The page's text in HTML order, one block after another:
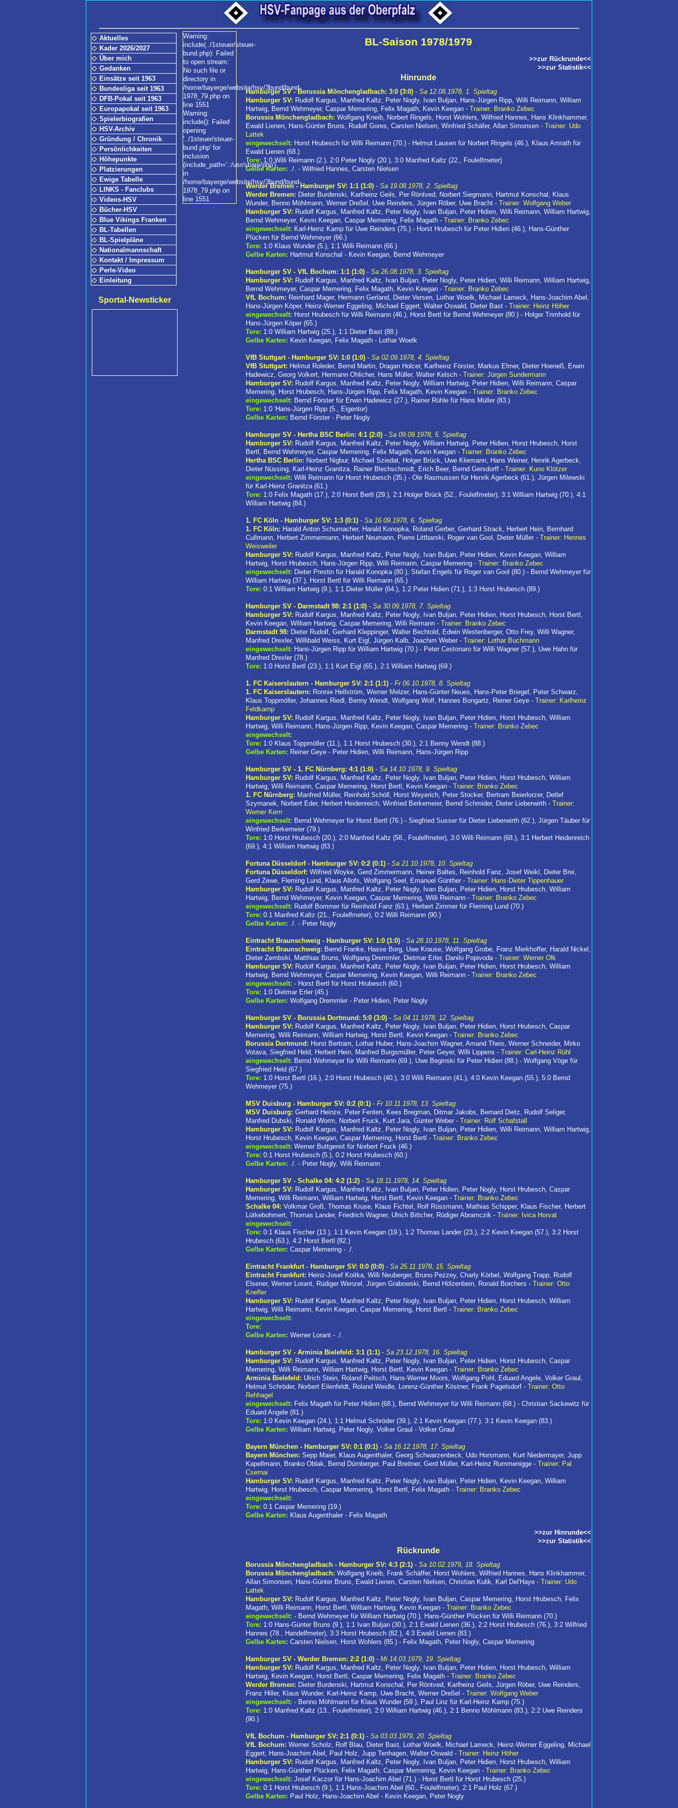
Aktuelles
Kader 2026/2027
Über mich
Gedanken
Einsätze seit 1963
Bundesliga seit 1963
DFB-Pokal seit 1963
Europapokal seit 1963
Spielerbiografien
HSV-Archiv
Gründung / Chronik
Persönlichkeiten
Höhepunkte
Platzierungen
Ewige Tabelle
LINKS - Fanclubs
Videos-HSV
Bücher-HSV
Blue Vikings Franken
BL-Tabellen
BL-Spielpläne
Nationalmannschaft
Kontakt / Impressum
Perle-Video
Einleitung
Sportal-Newsticker
BL-Saison 1978/1979
>>zur Rückrunde<<
>>zur Statistik<<
Hinrunde
Hamburger SV - Borussia Mönchengladbach: 3:0 (3:0) - Sa 12.08.1978, 1. Spieltag
Hamburger SV: Rudolf Kargus, Manfred Kaltz, Peter Nogly, Ivan Buljan, Hans-Jürgen Ripp, Willi Reimann, William
Hartwig, Bernd Wehmeyer, Caspar Memering, Felix Magath, Kevin Keegan - Trainer: Branko Zebec
Borussia Mönchengladbach: Wolfgang Kneib, Norbert Ringels, Horst Wohlers, Wilfried Hannes, Hans Klinkhammer,
Ewald Lienen, Hans-Günter Bruns, Rudolf Gores, Carsten Nielsen, Winfried Schäfer, Allan Simonsen - Trainer: Udo
Lattek
eingewechselt: Horst Hrubesch für Willi Reimann (70.) - Helmut Lausen für Norbert Ringels (46.), Klaus Amrath für
Ewald Lienen (68.)
Tore: 1:0 Willi Reimann (2.), 2:0 Peter Nogly (20.), 3:0 Manfred Kaltz (22., Foulelfmeter)
Gelbe Karten: ./. - Wilfried Hannes, Carsten Nielsen
Werder Bremen - Hamburger SV: 1:1 (1:0) - Sa 19.08.1978, 2. Spieltag
Werder Bremen: Dieter Burdenski, Karlheinz Geils, Per Röntved, Norbert Siegmann, Hartmut Konschal, Klaus
Wunder, Benno Möhlmann, Werner Dreßel, Uwe Reinders, Jürgen Röber, Uwe Bracht - Trainer: Wolfgang Weber
Hamburger SV: Rudolf Kargus, Manfred Kaltz, Peter Nogly, Ivan Buljan, Peter Hidien, Willi Reimann, William Hartwig,
Bernd Wehmeyer, Kevin Keegan, Caspar Memering, Felix Magath - Trainer: Branko Zebec
eingewechselt: Karl-Heinz Kamp für Uwe Reinders (75.) - Horst Hrubesch für Peter Hidien (46.), Hans-Günther
Plücken für Bernd Wehmeyer (66.)
Tore: 1:0 Klaus Wunder (5.), 1:1 Willi Reimann (66.)
Gelbe Karten: Hartmut Konschal - Kevin Keegan, Bernd Wehmeyer
Hamburger SV - VfL Bochum: 1:1 (1:0) - Sa 26.08.1978, 3. Spieltag
Hamburger SV: Rudolf Kargus, Manfred Kaltz, Ivan Buljan, Peter Nogly, Peter Hidien, Willi Reimann, William Hartwig,
Bernd Wehmeyer, Caspar Memering, Felix Magath, Kevin Keegan - Trainer: Branko Zebec
VfL Bochum: Reinhard Mager, Hermann Gerland, Dieter Versen, Lothar Woelk, Michael Lameck, Hans-Joachim Abel,
Hans-Jürgen Köper, Heinz-Werner Eggeling, Michael Eggert, Walter Oswald, Dieter Bast - Trainer: Heinz Höher
eingewechselt: Horst Hrubesch für Willi Reimann (46.), Horst Bertl für Bernd Wehmeyer (80.) - Holger Trimhold für
Hans-Jürgen Köper (65.)
Tore: 1:0 William Hartwig (25.), 1:1 Dieter Bast (88.)
Gelbe Karten: Kevin Keegan, Felix Magath - Lothar Woelk
VfB Stuttgart - Hamburger SV: 1:0 (1:0) - Sa 02.09.1978, 4. Spieltag
VfB Stuttgart: Helmut Roleder, Bernd Martin, Dragan Holcer, Karlheinz Förster, Markus Elmer, Dieter Hoeneß, Erwin
Hadewicz, Georg Volkert, Hermann Ohlicher, Hans Müller, Walter Kelsch - Trainer: Jürgen Sundermann
Hamburger SV: Rudolf Kargus, Manfred Kaltz, Peter Nogly, William Hartwig, Peter Hidien, Willi Reimann, Caspar
Memering, Horst Hrubesch, Hans-Jürgen Ripp, Felix Magath, Kevin Keegan - Trainer: Branko Zebec
eingewechselt: Bernd Förster für Erwin Hadewicz (27.), Rainer Rühle für Hans Müller (83.)
Tore: 1:0 'Hans-Jürgen Ripp (5., Eigentor)
Gelbe Karten: Bernd Förster - Peter Nogly
Hamburger SV - Hertha BSC Berlin: 4:1 (2:0) - Sa 09.09.1978, 5. Spieltag
Hamburger SV: Rudolf Kargus, Manfred Kaltz, Peter Nogly, William Hartwig, Peter Hidien, Horst Hrubesch, Horst
Bertl, Bernd Wehmeyer, Caspar Memering, Felix Magath, Kevin Keegan - Trainer: Branko Zebec
Hertha BSC Berlin: Norbert Nigbur, Michael Sziedat, Holger Brück, Uwe Kliemann, Hans Weiner, Henrik Agerbeck,
Dieter Nüssing, Karl-Heinz Granitza, Rainer Blechschmidt, Erich Beer, Bernd Gersdorff - Trainer: Kuno Klötzer
eingewechselt: Willi Reimann für Horst Hrubesch (35.) - Ole Rasmussen für Henrik Agerbeck (61.), Jürgen Milewski
für Karl-Heinz Granitza (61.)
Tore: 1:0 Felix Magath (17.), 2:0 Horst Bertl (29.), 2:1 Holger Brück (52., Foulelfmeter), 3:1 William Hartwig (70.), 4:1
William Hartwig (84.)
1. FC Köln - Hamburger SV: 1:3 (0:1) - Sa 16.09.1978, 6. Spieltag
1. FC Köln: Harald Anton Schumacher, Harald Konopka, Roland Gerber, Gerhard Strack, Herbert Hein, Bernhard
Cullmann, Herbert Zimmermann, Herbert Neumann, Pierre Littbarski, Roger van Gool, Dieter Müller - Trainer: Hennes
Weisweiler
Hamburger SV: Rudolf Kargus, Manfred Kaltz, Peter Nogly, Ivan Buljan, Peter Hidien, Kevin Keegan, William
Hartwig, Horst Hrubesch, Hans-Jürgen Ripp, Willi Reimann, Caspar Memering - Trainer: Branko Zebec
eingewechselt: Dieter Prestin für Harald Konopka (80.), Stefan Engels für Roger van Gool (80.) - Bernd Wehmeyer für
William Hartwig (37.), Horst Bertl für Willi Reimann (65.)
Tore: 0:1 William Hartwig (9.), 1:1 Dieter Müller (64.), 1:2 Peter Hidien (71.), 1:3 Horst Hrubesch (89.)
Hamburger SV - Darmstadt 98: 2:1 (1:0) - Sa 30.09.1978, 7. Spieltag
Hamburger SV: Rudolf Kargus, Manfred Kaltz, Peter Nogly, Ivan Buljan, Peter Hidien, Horst Hrubesch, Horst Bertl,
Kevin Keegan, William Hartwig, Caspar Memering, Willi Reimann - Trainer: Branko Zebec
Darmstadt 98: Dieter Rudolf, Gerhard Kleppinger, Walter Bechtold, Edwin Westenberger, Otto Frey, Willi Wagner,
Manfred Drexler, Willibald Weiss, Kurt Eigl, Jürgen Kalb, Joachim Weber - Trainer: Lothar Buchmann
eingewechselt: Hans-Jürgen Ripp für William Hartwig (70.) - Peter Cestonaro für Willi Wagner (57.), Uwe Hahn für
Manfred Drexler (78.)
Tore: 1:0 Horst Bertl (23.), 1:1 Kurt Eigl (65.), 2:1 William Hartwig (69.)
1. FC Kaiserslautern - Hamburger SV: 2:1 (1:1) - Fr 06.10.1978, 8. Spieltag
1. FC Kaiserslautern: Ronnie Hellström, Werner Melzer, Hans-Günter Neues, Hans-Peter Briegel, Peter Schwarz,
Klaus Toppmöller, Johannes Riedl, Benny Wendt, Wolfgang Wolf, Hannes Bongartz, Reiner Geye - Trainer: Karlheinz
Feldkamp
Hamburger SV: Rudolf Kargus, Manfred Kaltz, Peter Nogly, Ivan Buljan, Peter Hidien, Horst Hrubesch, William
Hartwig, Willi Reimann, Hans-Jürgen Ripp, Kevin Keegan, Caspar Memering - Trainer: Branko Zebec
eingewechselt:
Tore: 1:0 Klaus Toppmöller (11.), 1:1 Horst Hrubesch (30.), 2:1 Benny Wendt (88.)
Gelbe Karten: Reiner Geye - Peter Hidien, Willi Reimann, Hans-Jürgen Ripp
Hamburger SV - 1. FC Nürnberg: 4:1 (1:0) - Sa 14.10.1978, 9. Spieltag
Hamburger SV: Rudolf Kargus, Manfred Kaltz, Peter Nogly, Ivan Buljan, Peter Hidien, Horst Hrubesch, William
Hartwig, Willi Reimann, Caspar Memering, Horst Bertl, Kevin Keegan - Trainer: Branko Zebec
1. FC Nürnberg: Manfred Müller, Reinhold Schöll, Horst Weyerich, Peter Stocker, Bertram Beierlorzer, Detlef
Szymanek, Norbert Eder, Herbert Heidenreich, Winfried Berkemeier, Bernd Schmider, Dieter Lieberwirth - Trainer:
Werner Kern
eingewechselt: Bernd Wehmeyer für Horst Bertl (76.) - Siegfried Susser für Dieter Lieberwirth (62.), Jürgen Täuber für
Winfried Berkemeier (79.)
Tore: 1:0 Horst Hrubesch (20.), 2:0 Manfred Kaltz (58., Foulelfmeter), 3:0 Willi Reimann (68.), 3:1 Herbert Heidenreich
(69.), 4:1 William Hartwig (83.)
Fortuna Düsseldorf - Hamburger SV: 0:2 (0:1) - Sa 21.10.1978, 10. Spieltag
Fortuna Düsseldorf: Wilfried Woyke, Gerd Zimmermann, Heiner Baltes, Reinhold Fanz, Josef Weikl, Dieter Brei,
Gerd Zewe, Fleming Lund, Klaus Allofs, Wolfgang Seel, Emanuel Günther - Trainer: Hans-Dieter Tippenhauer
Hamburger SV: Rudolf Kargus, Manfred Kaltz, Peter Nogly, Ivan Buljan, Peter Hidien, Horst Hrubesch, William
Hartwig, Bernd Wehmeyer, Kevin Keegan, Caspar Memering, Willi Reimann - Trainer: Branko Zebec
eingewechselt: Rudolf Bommer für Reinhold Fanz (63.), Herbert Zimmer für Fleming Lund (70.)
Tore: 0:1 Manfred Kaltz (21., Foulelfmeter), 0:2 Willi Reimann (90.)
Gelbe Karten: ./. - Peter Nogly
Eintracht Braunschweig - Hamburger SV: 1:0 (1:0) - Sa 28.10.1978, 11. Spieltag
Eintracht Braunschweig: Bernd Franke, Hasse Borg, Uwe Krause, Wolfgang Grobe, Franz Merkhoffer, Harald Nickel,
Dieter Zembski, Matthias Bruns, Wolfgang Dremmler, Dietmar Erler, Danilo Popivoda - Trainer: Werner Olk
Hamburger SV: Rudolf Kargus, Manfred Kaltz, Peter Nogly, Ivan Buljan, Peter Hidien, Horst Hrubesch, William
Hartwig, Bernd Wehmeyer, Caspar Memering, Kevin Keegan, Willi Reimann - Trainer: Branko Zebec
eingewechselt: - Horst Bertl für Horst Hrubesch (60.)
Tore: 1:0 Dietmar Erler (45.)
Gelbe Karten: Wolfgang Dremmler - Peter Hidien, Peter Nogly
Hamburger SV - Borussia Dortmund: 5:0 (3:0) - Sa 04.11.1978, 12. Spieltag
Hamburger SV: Rudolf Kargus, Manfred Kaltz, Peter Nogly, Ivan Buljan, Peter Hidien, Horst Hrubesch, Caspar
Memering, Willi Reimann, William Hartwig, Horst Bertl, Kevin Keegan - Trainer: Branko Zebec
Borussia Dortmund: Horst Bertram, Lothar Huber, Hans-Joachim Wagner, Amand Theis, Werner Schneider, Mirko
Votava, Siegfried Held, Herbert Hein, Manfred Burgsmüller, Peter Geyer, Willi Lippens - Trainer: Carl-Heinz Rühl
eingewechselt: Bernd Wehmeyer für Willi Reimann (69.), Uwe Beginski für Peter Hidien (88.) - Wolfgang Vöge für
Siegfried Held (67.)
Tore: 1:0 Horst Bertl (16.), 2:0 Horst Hrubesch (40.), 3:0 Willi Reimann (41.), 4:0 Kevin Keegan (55.), 5:0 Bernd
Wehmeyer (75.)
MSV Duisburg - Hamburger SV: 0:2 (0:1) - Fr 10.11.1978, 13. Spieltag
MSV Duisburg: Gerhard Heinze, Peter Fenten, Kees Bregman, Ditmar Jakobs, Bernard Dietz, Rudolf Seliger,
Manfred Dubski, Ronald Worm, Norbert Fruck, Kurt Jara, Günter Weber - Trainer: Rolf Schafstall
Hamburger SV: Rudolf Kargus, Manfred Kaltz, Peter Nogly, Ivan Buljan, Peter Hidien, Willi Reimann, William Hartwig,
Horst Hrubesch, Kevin Keegan, Caspar Memering, Horst Bertl - Trainer: Branko Zebec
eingewechselt: Werner Buttgereit für Norbert Fruck (46.)
Tore: 0:1 Horst Hrubesch (5.), 0:2 Horst Hrubesch (60.)
Gelbe Karten: ./. - Peter Nogly, Willi Reimann
Hamburger SV - Schalke 04: 4:2 (1:2) - Sa 18.11.1978, 14. Spieltag
Hamburger SV: Rudolf Kargus, Manfred Kaltz, Ivan Buljan, Peter Hidien, Peter Nogly, Horst Hrubesch, Caspar
Memering, Willi Reimann, William Hartwig, Horst Bertl, Kevin Keegan - Trainer: Branko Zebec
Schalke 04: Volkmar Groß, Thomas Kruse, Klaus Fichtel, Rolf Rüssmann, Mathias Schipper, Klaus Fischer, Herbert
Lütkebohmert, Thomas Lander, Friedrich Wagner, Ulrich Bittcher, Rüdiger Abramczik - Trainer: Ivica Horvat
eingewechselt:
Tore: 0:1 Klaus Fischer (13.), 1:1 Kevin Keegan (19.), 1:2 Thomas Lander (23.), 2:2 Kevin Keegan (57.), 3:2 Horst
Hrubesch (63.), 4:2 Horst Bertl (82.)
Gelbe Karten: Caspar Memering - ./.
Eintracht Frankfurt - Hamburger SV: 0:0 (0:0) - Sa 25.11.1978, 15. Spieltag
Eintracht Frankfurt: Heinz-Josef Koitka, Willi Neuberger, Bruno Pezzey, Charly Körbel, Wolfgang Trapp, Rudolf
Elsener, Werner Lorant, Rüdiger Wenzel, Jürgen Grabowski, Bernd Hölzenbein, Ronald Borchers - Trainer: Otto
Knefler
Hamburger SV: Rudolf Kargus, Manfred Kaltz, Peter Nogly, Ivan Buljan, Peter Hidien, Horst Hrubesch, William
Hartwig, Willi Reimann, Kevin Keegan, Caspar Memering, Horst Bertl - Trainer: Branko Zebec
eingewechselt:
Tore:
Gelbe Karten: Werner Lorant - ./.
Hamburger SV - Arminia Bielefeld: 3:1 (1:1) - Sa 23.12.1978, 16. Spieltag
Hamburger SV: Rudolf Kargus, Manfred Kaltz, Peter Nogly, Ivan Buljan, Peter Hidien, Horst Hrubesch, Caspar
Memering, Willi Reimann, William Hartwig, Horst Bertl, Kevin Keegan - Trainer: Branko Zebec
Arminia Bielefeld: Ulrich Stein, Roland Peitsch, Hans-Werner Moors, Wolfgang Pohl, Eduard Angele, Volker Graul,
Helmut Schröder, Norbert Eilenfeldt, Roland Weidle, Lorenz-Günther Köstner, Frank Pagelsdorf - Trainer: Otto
Rehhagel
eingewechselt: Felix Magath für Peter Hidien (68.), Bernd Wehmeyer für Willi Reimann (68.) - Christian Sackewitz für
Eduard Angele (81.)
Tore: 1:0 Kevin Keegan (24.), 1:1 Helmut Schröder (39.), 2:1 Kevin Keegan (77.), 3:1 Kevin Keegan (83.)
Gelbe Karten: William Hartwig, Peter Nogly, Volker Graul - Volker Graul
Bayern München - Hamburger SV: 0:1 (0:1) - Sa 16.12.1978, 17. Spieltag
Bayern München: Sepp Maier, Klaus Augenthaler, Georg Schwarzenbeck, Udo Horsmann, Kurt Niedermayer, Jupp
Kapellmann, Branko Oblak, Bernd Dürnberger, Paul Breitner, Gerd Müller, Karl-Heinz Rummenigge - Trainer: Pal
Csernai
Hamburger SV: Rudolf Kargus, Manfred Kaltz, Peter Nogly, Ivan Buljan, Peter Hidien, Kevin Keegan, William
Hartwig, Horst Hrubesch, Caspar Memering, Horst Bertl, Felix Magath - Trainer: Branko Zebec
eingewechselt:
Tore: 0:1 Caspar Memering (19.)
Gelbe Karten: Klaus Augenthaler - Felix Magath
>>zur Hinrunde<<
>>zur Statistik<<
Rückrunde
Borussia Mönchengladbach - Hamburger SV: 4:3 (2:1) - Sa 10.02.1979, 18. Spieltag
Borussia Mönchengladbach: Wolfgang Kneib, Frank Schäffer, Horst Wohlers, Wilfried Hannes, Hans Klinkhammer,
Allan Simonsen, Hans-Günter Bruns, Ewald Lienen, Carsten Nielsen, Christian Kulik, Karl Del'Haye - Trainer: Udo
Lattek
Hamburger SV: Rudolf Kargus, Manfred Kaltz, Peter Nogly, Ivan Buljan, Caspar Memering, Horst Hrubesch, Felix
Magath, Willi Reimann, Horst Bertl, William Hartwig, Kevin Keegan - Trainer: Branko Zebec
eingewechselt: - Bernd Wehmeyer für William Hartwig (70.), Hans-Günther Plücken für Willi Reimann (70.)
Tore: 1:0 Hans-Günter Bruns (9.), 1:1 Ivan Buljan (30.), 2:1 Ewald Lienen (36.), 2:2 Horst Hrubesch (76.), 3:2 Wilfried
Hannes (78., Handelfmeter), 3:3 Horst Hrubesch (82.), 4:3 Ewald Lienen (83.)
Gelbe Karten: Carsten Nielsen, Horst Wohlers (85.) - Felix Magath, Peter Nogly, Caspar Memering
Hamburger SV - Werder Bremen: 2:2 (1:0) - Mi 14.03.1979, 19. Spieltag
Hamburger SV: Rudolf Kargus, Manfred Kaltz, Peter Nogly, Ivan Buljan, Peter Hidien, Horst Hrubesch, William
Hartwig, Kevin Keegan, Horst Bertl, Caspar Memering, Felix Magath - Trainer: Branko Zebec
Werder Bremen: Dieter Burdenski, Hartmut Konschal, Per Röntved, Karlheinz Geils, Jürgen Röber, Uwe Reinders,
Franz Hiller, Klaus Wunder, Karl-Heinz Kamp, Uwe Bracht, Werner Dreßel - Trainer: Wolfgang Weber
eingewechselt: - Benno Möhlmann für Klaus Wunder (59.), Paul Linz für Karl-Heinz Kamp (75.)
Tore: 1:0 Manfred Kaltz (13., Foulelfmeter), 2:0 William Hartwig (46.), 2:1 Benno Möhlmann (83.), 2:2 Uwe Reinders
(90.)
VfL Bochum - Hamburger SV: 2:1 (0:1) - Sa 03.03.1979, 20. Spieltag
VfL Bochum: Werner Scholz, Rolf Blau, Dieter Bast, Lothar Woelk, Michael Lameck, Heinz-Werner Eggeling, Michael
Eggert, Hans-Joachim Abel, Paul Holz, Jupp Tenhagen, Walter Oswald - Trainer: Heinz Höher
Hamburger SV: Rudolf Kargus, Manfred Kaltz, Peter Nogly, Ivan Buljan, Peter Hidien, Horst Hrubesch, William
Hartwig, Hans-Günther Plücken, Felix Magath, Caspar Memering, Kevin Keegan - Trainer: Branko Zebec
eingewechselt: Josef Kaczor für Hans-Joachim Abel (71.) - Horst Bertl für Horst Hrubesch (25.)
Tore: 0:1 Horst Hrubesch (9.), 1:1 Hans-Joachim Abel (60., Foulelfmeter), 2:1 Paul Holz (67.)
Gelbe Karten: Paul Holz, Hans-Joachim Abel - Kevin Keegan, Peter Nogly
Warning:
include(../1steuer/steuer-
bund.php): Failed
to open stream:
No such file or
directory in
/home/bayerge/website/hsv/3bund/bund-
1978_79.php on
line 1551
Warning:
include(): Failed
opening
'../1steuer/steuer-
bund.php' for
inclusion
(include_path='.:/usr/share/php')
in
/home/bayerge/website/hsv/3bund/bund-
1978_79.php on
line 1551